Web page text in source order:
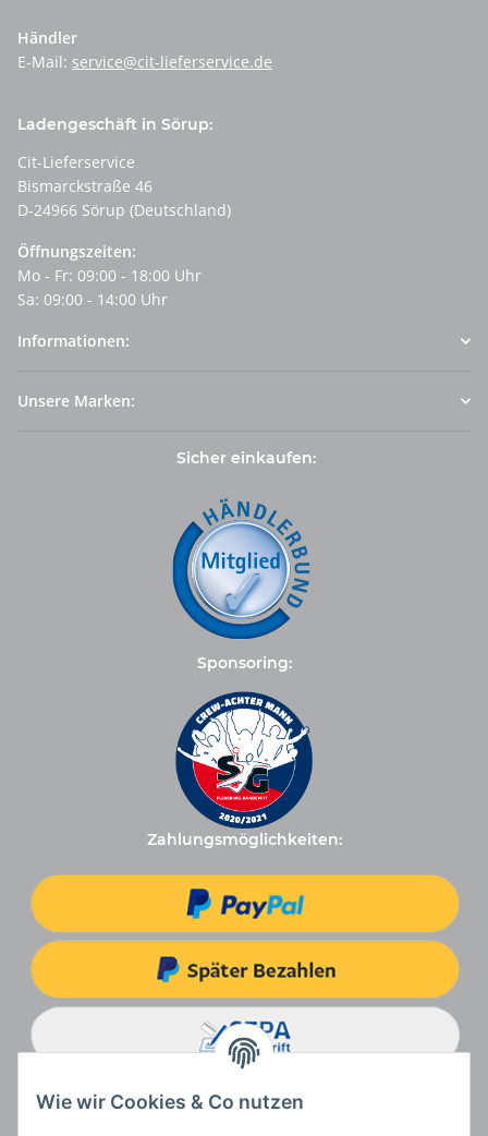
Händler
E-Mail: service@cit-lieferservice.de
Ladengeschäft in Sörup:
Cit-Lieferservice
Bismarckstraße 46
D-24966 Sörup (Deutschland)
Öffnungszeiten:
Mo - Fr: 09:00 - 18:00 Uhr
Sa: 09:00 - 14:00 Uhr
Informationen:
Unsere Marken:
Sicher einkaufen:
Sponsoring:
Zahlungsmöglichkeiten:
Wie wir Cookies & Co nutzen